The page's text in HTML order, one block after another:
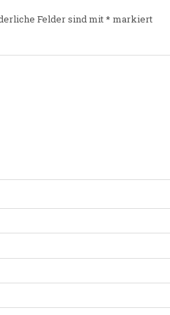
Felder sind mit* markiert